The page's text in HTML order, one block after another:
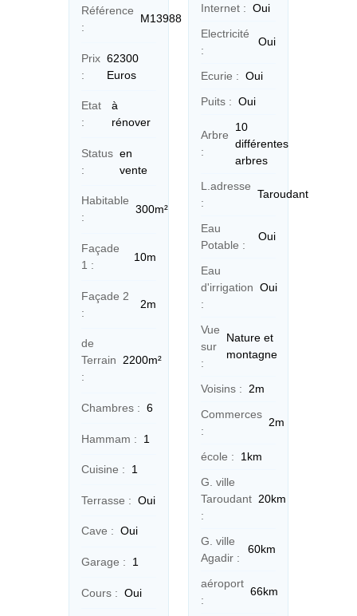
Référence
:
M13988
Prix
:
62300
Euros
Etat
:
à
rénover
Status
:
en
vente
Habitable
:
300m²
Façade
1 :
10m
Façade 2
:
2m
de
Terrain
:
2200m²
Chambres : 6
Hammam : 1
Cuisine : 1
Terrasse : Oui
Cave : Oui
Garage : 1
Cours : Oui
Internet : Oui
Electricité
:
Oui
Ecurie : Oui
Puits : Oui
Arbre
:
10
différentes
arbres
L.adresse
:
Taroudant
Eau
Potable :
Oui
Eau
d'irrigation
:
Oui
Vue
sur
:
Nature et
montagne
Voisins :
2m
Commerces
:
2m
école :
1km
G. ville
Taroudant
:
20km
G. ville
Agadir :
60km
aéroport
:
66km